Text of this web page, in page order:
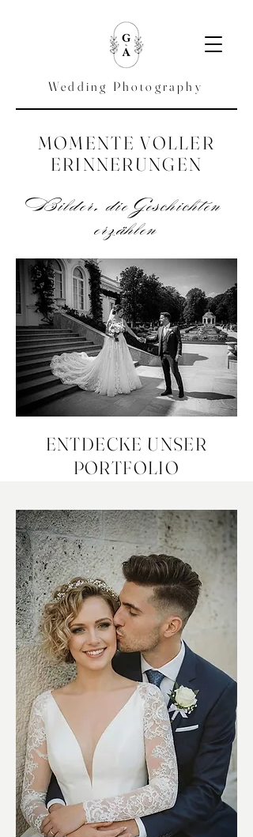
Wedding Photography
MOMENTE VOLLER
ERINNERUNGEN
Bilder, die Geschichten
erzählen
ENTDECKE UNSER
PORTFOLIO